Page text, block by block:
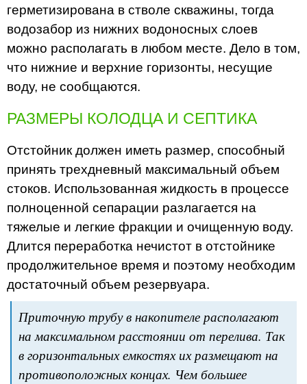
герметизирована в стволе скважины, тогда
водозабор из нижних водоносных слоев
можно располагать в любом месте. Дело в том,
что нижние и верхние горизонты, несущие
воду, не сообщаются.
РАЗМЕРЫ КОЛОДЦА И СЕПТИКА
Отстойник должен иметь размер, способный
принять трехдневный максимальный объем
стоков. Использованная жидкость в процессе
полноценной сепарации разлагается на
тяжелые и легкие фракции и очищенную воду.
Длится переработка нечистот в отстойнике
продолжительное время и поэтому необходим
достаточный объем резервуара.
Приточную трубу в накопителе располагают
на максимальном расстоянии от перелива. Так
в горизонтальных емкостях их размещают на
противоположных концах. Чем большее